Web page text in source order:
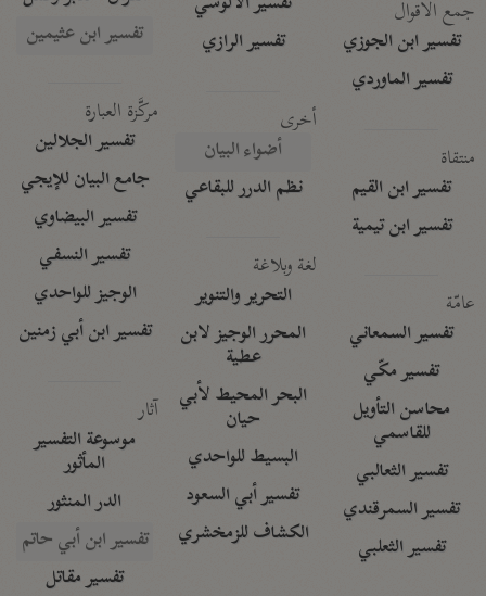
جمع الأقوال
تفسير ابن الجوزي
تفسير الماوردي
منتقاة
تفسير ابن القيم
تفسير ابن تيمية
عامّة
تفسير السمعاني
تفسير مكّي
محاسن التأويل
للقاسمي
تفسير الثعالبي
تفسير السمرقندي
تفسير الثعلبي
تفسير الرازي
أخرى
أضواء البيان
نظم الدرر للبقاعي
لغة وبلاغة
التحرير والتنوير
المحرر الوجيز لابن
عطية
البحر المحيط لأبي
حيان
البسيط للواحدي
تفسير أبي السعود
الكشاف للزمخشري
تفسير ابن عثيمين
مركَّزة العبارة
تفسير الجلالين
جامع البيان للإيجي
تفسير البيضاوي
تفسير النسفي
الوجيز للواحدي
تفسير ابن أبي زمنين
آثار
موسوعة التفسير
المأثور
الدر المنثور
تفسير ابن أبي حاتم
تفسير مقاتل